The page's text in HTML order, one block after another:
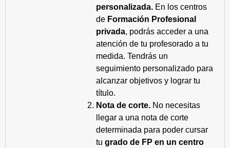
personalizada. En los centros
de Formación Profesional
privada, podrás acceder a una
atención de tu profesorado a tu
medida. Tendrás un
seguimiento personalizado para
alcanzar objetivos y lograr tu
título.
Nota de corte. No necesitas
llegar a una nota de corte
determinada para poder cursar
tu grado de FP en un centro